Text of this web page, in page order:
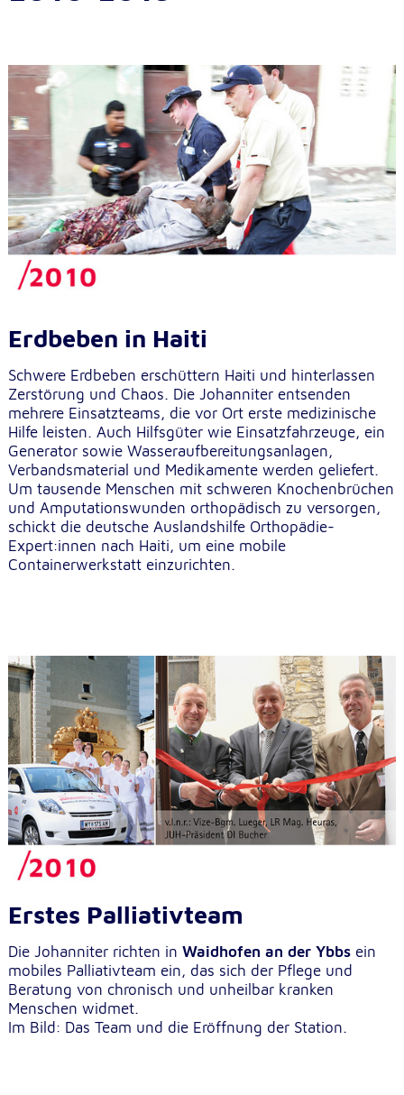
Erdbeben in Haiti
Schwere Erdbeben erschüttern Haiti und hinterlassen
Zerstörung und Chaos. Die Johanniter entsenden
mehrere Einsatzteams, die vor Ort erste medizinische
Hilfe leisten. Auch Hilfsgüter wie Einsatzfahrzeuge, ein
Generator sowie Wasseraufbereitungsanlagen,
Verbandsmaterial und Medikamente werden geliefert.
Um tausende Menschen mit schweren Knochenbrüchen
und Amputationswunden orthopädisch zu versorgen,
schickt die deutsche Auslandshilfe Orthopädie-
Expert:innen nach Haiti, um eine mobile
Containerwerkstatt einzurichten.
Erstes Palliativteam
Die Johanniter richten in Waidhofen an der Ybbsein
mobiles Palliativteam ein, das sich der Pflege und
Beratung von chronisch und unheilbar kranken
Menschen widmet.
Im Bild: Das Team und die Eröffnung der Station.
Anbieter:
Zweck:
Einbinden und Anzeigen von Videos
Google Maps
Name:
NID
Anbieter:
Zweck:
Cookie Laufzeit:
6 Monate